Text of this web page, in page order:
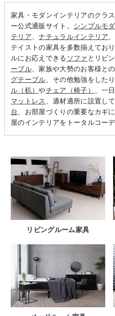
家具・モダンインテリアのクラ
ー公式通販サイト。 シンプルモ
テリア 、ナチュラルインテリア
テイストの家具を多数揃えてお
ルにお応えできる ソファ とリビ
ーブル、家族や大勢のお客様と
グテーブル 、その他勉強をした
ル（机）やチェア（椅子） 、一
マットレス
、適材適所に設置し
台 、お部屋づくりの重要なカギ
屋のインテリアをトータルコー
リビングルーム家具